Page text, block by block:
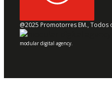
@2025 Promotorres EM.,
modular digital agency.